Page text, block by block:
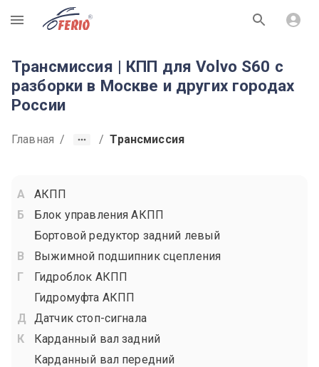
R
Трансмиссия | КПП для Volvo S60 с
разборки в Москве и других городах
России
Главная / / Трансмиссия
АКПП
Блок управления АКПП
Бортовой редуктор задний левый
Выжимной подшипник сцепления
Гидроблок АКПП
Гидромуфта АКПП
Датчик стоп-сигнала
Карданный вал задний
Карданный вал передний